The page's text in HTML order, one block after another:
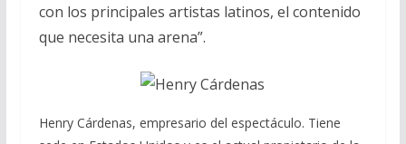
con los principales artistas latinos, el contenido
que necesita una arena”.
Henry Cárdenas, empresario del espectáculo. Tiene